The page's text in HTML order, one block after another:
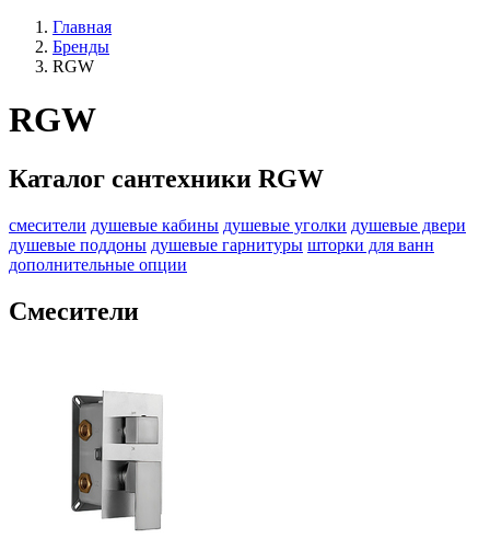
Главная
Бренды
RGW
RGW
Каталог сантехники RGW
смесители душевые кабины душевые уголки душевые двери
душевые поддоны душевые гарнитуры шторки для ванн
дополнительные опции
Смесители